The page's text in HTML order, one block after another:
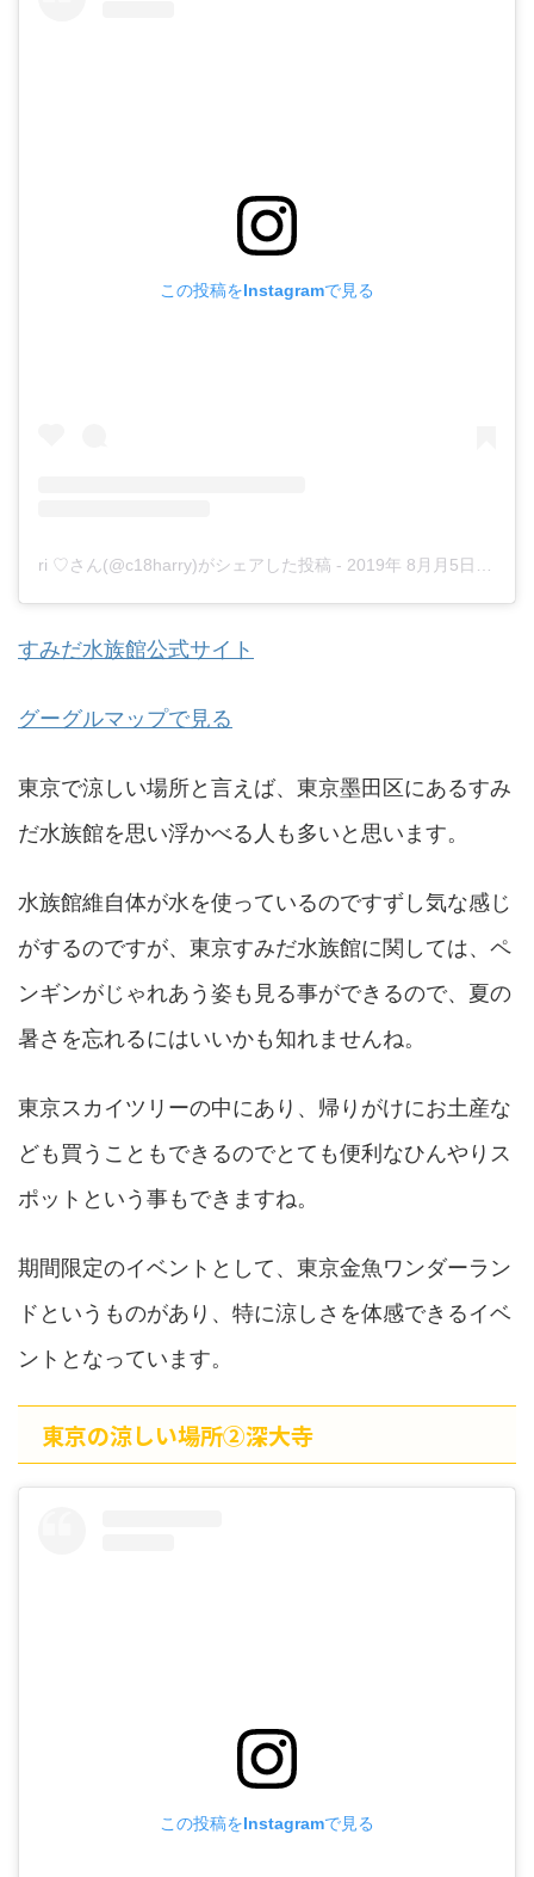
この投稿をInstagramで見る
ri ♡さん(@c18harry)がシェアした投稿 - 2019年 8月月5日午後6時25分PDT
すみだ水族館公式サイト
グーグルマップで見る
東京で涼しい場所と言えば、東京墨田区にあるすみ
だ水族館を思い浮かべる人も多いと思います。
水族館維自体が水を使っているのですずし気な感じ
がするのですが、東京すみだ水族館に関しては、ペ
ンギンがじゃれあう姿も見る事ができるので、夏の
暑さを忘れるにはいいかも知れませんね。
東京スカイツリーの中にあり、帰りがけにお土産な
ども買うこともできるのでとても便利なひんやりス
ポットという事もできますね。
期間限定のイベントとして、東京金魚ワンダーラン
ドというものがあり、特に涼しさを体感できるイベ
ントとなっています。
東京の涼しい場所➁深大寺
この投稿をInstagramで見る